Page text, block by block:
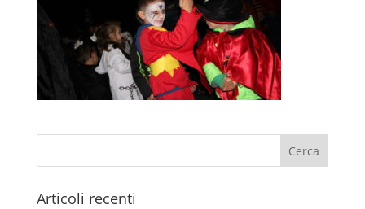
Articoli recenti